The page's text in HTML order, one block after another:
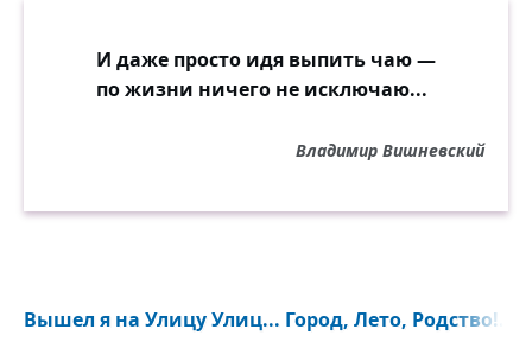
И даже просто идя выпить чаю —
по жизни ничего не исключаю...
Владимир Вишневский
Вышел я на Улицу Улиц... Город, Лето, Родство!..